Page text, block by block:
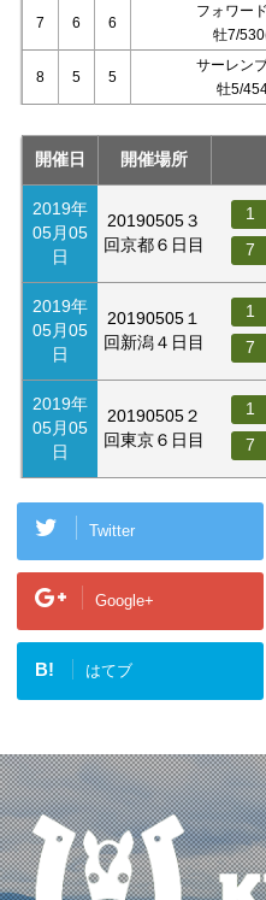
7 6 6
フォワー
牡7/
8 5 5
サーレン
牡5/
開催日 開催場所
2019年
05月05
日
20190505３
回京都６日目
1
7
2019年
05月05
日
20190505１
回新潟４日目
1
7
2019年
05月05
日
20190505２
回東京６日目
1
7
Twitter
Google+
B! はてブ